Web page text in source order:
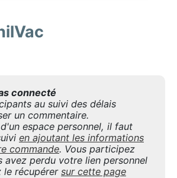
connecté
au suivi des délais
un commentaire.
espace personnel, il faut
en ajoutant les informations
commande. Vous participez
avez perdu votre lien personnel
le récupérer sur cette page